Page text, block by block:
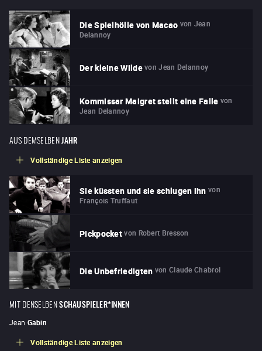
Die Spielhölle von Macao von Jean
Delannoy
Der kleine Wilde von Jean Delannoy
Kommissar Maigret stellt eine Falle von
Jean Delannoy
AUS DEMSELBENJAHR
Vollständige Liste anzeigen
Sie küssten und sie schlugen ihn von
François Truffaut
Pickpocket von Robert Bresson
Die Unbefriedigten von Claude Chabrol
MIT DENSELBENSCHAUSPIELER*INNEN
Jean Gabin
Vollständige Liste anzeigen